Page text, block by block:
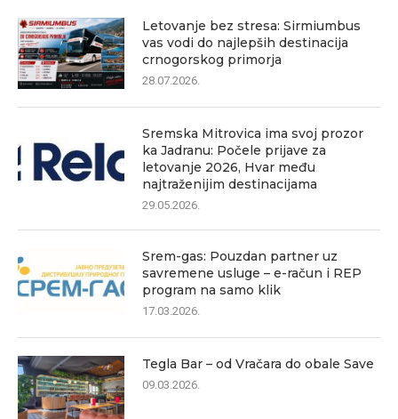
Letovanje bez stresa: Sirmiumbus
vas vodi do najlepših destinacija
crnogorskog primorja
28.07.2026.
Sremska Mitrovica ima svoj prozor
ka Jadranu: Počele prijave za
letovanje 2026, Hvar među
najtraženijim destinacijama
29.05.2026.
Srem-gas: Pouzdan partner uz
savremene usluge – e-račun i REP
program na samo klik
17.03.2026.
Tegla Bar – od Vračara do obale Save
09.03.2026.